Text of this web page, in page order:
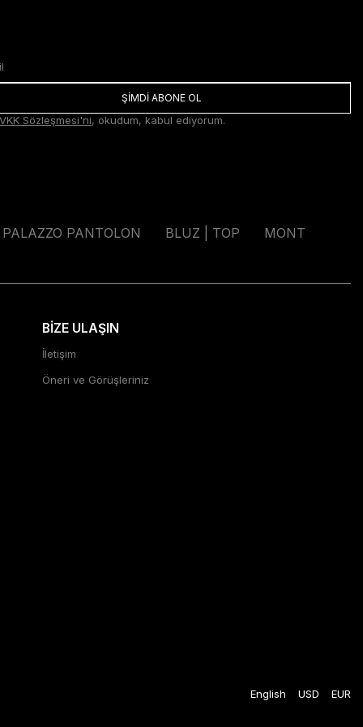
ŞİMDİ ABONE OL
Sözleşmesi'ni, okudum, kabul ediyorum.
PALAZZO PANTOLON BLUZ | TOP MONT
BİZE ULAŞIN
İletişim
Öneri ve Görüşleriniz
English USD EUR